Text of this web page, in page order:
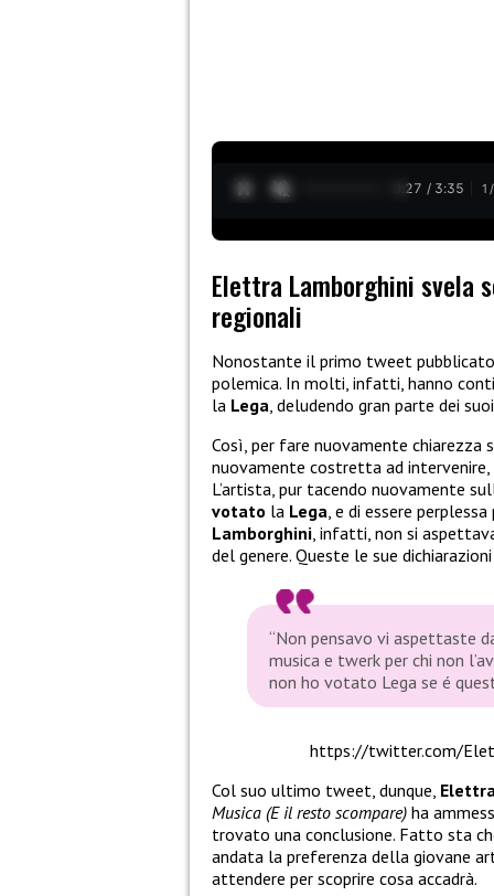
0:28 / 3:35 1 /
Elettra Lamborghini svela
regionali
Nonostante il primo tweet
polemica. In molti, infatti, hanno
la Lega, deludendo gran parte dei
Così, per fare nuovamente chiarezza
nuovamente costretta ad
L’artista, pur tacendo nuovamente
votato la Lega, e di essere
Lamborghini, infatti, non si
del genere. Queste le sue
“Non pensavo vi aspettaste
musica e twerk per chi non
non ho votato Lega se é
https://twitter.com/
Col suo ultimo tweet, dunque,
Musica (E il resto scompare) ha
trovato una conclusione. Fatto sta
andata la preferenza della giovane
attendere per scoprire cosa accadrà.